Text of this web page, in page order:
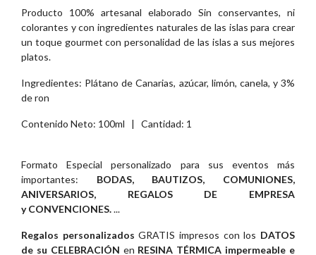
Producto 100% artesanal elaborado Sin conservantes, ni
colorantes y con ingredientes naturales de las islas para crear
un toque gourmet con personalidad de las islas a sus mejores
platos.
Ingredientes: Plátano de Canarias, azúcar, limón, canela, y 3%
de ron
Contenido Neto: 100ml | Cantidad: 1
Formato Especial personalizado para sus eventos más
importantes: BODAS, BAUTIZOS, COMUNIONES,
ANIVERSARIOS, REGALOS DE EMPRESA
y CONVENCIONES....
Regalos personalizados GRATIS impresos con los DATOS
de su CELEBRACIÓN en RESINA TÉRMICA impermeable e